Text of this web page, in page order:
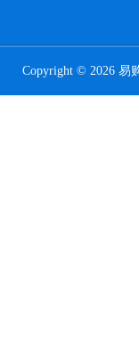
Copyright © 2026 易